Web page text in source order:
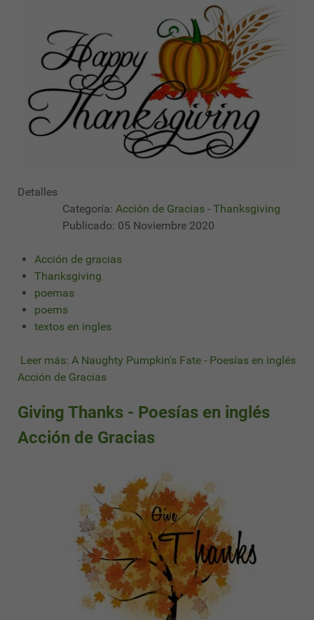
Detalles
Categoría: Acción de Gracias - Thanksgiving
Publicado: 05 Noviembre 2020
Acción de gracias
Thanksgiving
poemas
poems
textos en ingles
Leer más: A Naughty Pumpkin's Fate - Poesías en inglés
Acción de Gracias
Giving Thanks - Poesías en inglés
Acción de Gracias